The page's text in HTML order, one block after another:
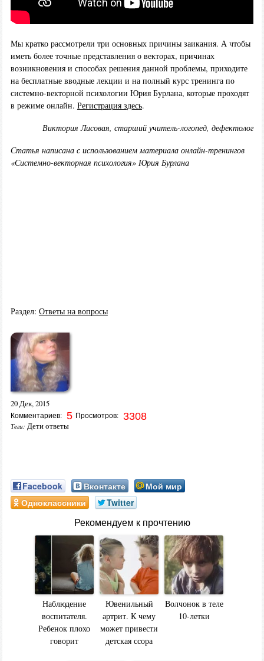
Мы кратко рассмотрели три основных причины заикания. А чтобы
иметь более точные представления о векторах, причинах
возникновения и способах решения данной проблемы, приходите
на бесплатные вводные лекции и на полный курс тренинга по
системно-векторной психологии Юрия Бурлана, которые проходят
в режиме онлайн. Регистрация здесь.
Виктория Лисовая, старший учитель-логопед, дефектолог
Статья написана с использованием материала онлайн-тренингов
«Системно-векторная психология» Юрия Бурлана
Раздел: Ответы на вопросы
20 Дек, 2015
Комментариев: 5 Просмотров: 3308
Теги: Дети ответы
Facebook Вконтакте
Мой мир
Одноклассники
Twitter
Рекомендуем к прочтению
Наблюдение
воспитателя.
Ребенок плохо
говорит
Ювенильный
артрит. К чему
может привести
детская ссора
Волчонок в теле
10-летки